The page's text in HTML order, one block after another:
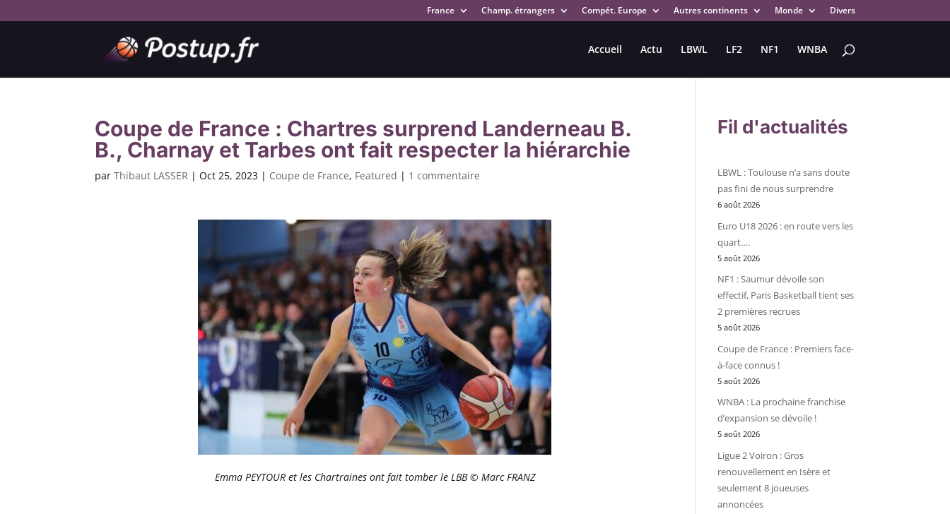
France Champ. étrangers Compét. Europe Autres continents Monde Divers
Accueil Actu LBWL LF2 NF1 WNBA
Coupe de France : Chartres surprend Landerneau B.
B., Charnay et Tarbes ont fait respecter la hiérarchie
parThibaut LASSER |Oct 25, 2023 | Coupe de France, Featured | 1 commentaire
Emma PEYTOUR et les Chartraines ont fait tomber le LBB © Marc FRANZ
Fil d'actualités
LBWL : Toulouse n’a sans doute
pas fini de nous surprendre
6 août 2026
Euro U18 2026 : en route vers les
quart….
5 août 2026
NF1 : Saumur dévoile son
effectif, Paris Basketball tient ses
2 premières recrues
5 août 2026
Coupe de France : Premiers face-
à-face connus !
5 août 2026
WNBA : La prochaine franchise
d’expansion se dévoile !
5 août 2026
Ligue 2 Voiron : Gros
renouvellement en Isère et
seulement 8 joueuses
annoncées